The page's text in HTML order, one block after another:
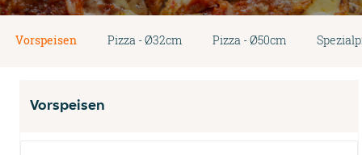
Vorspeisen Pizza - Ø32cm Pizza - Ø50cm
Vorspeisen